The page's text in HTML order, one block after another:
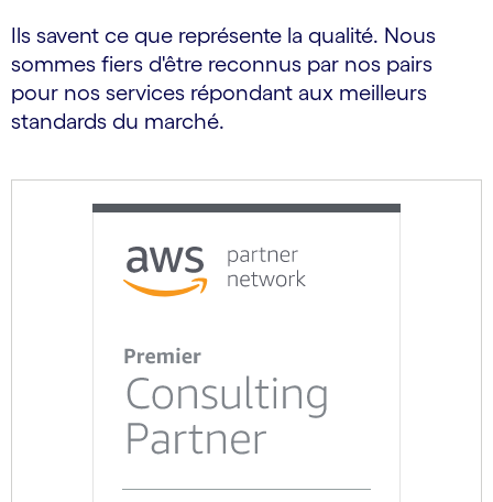
Ils savent ce que représente la qualité. Nous
sommes fiers d'être reconnus par nos pairs
pour nos services répondant aux meilleurs
standards du marché.